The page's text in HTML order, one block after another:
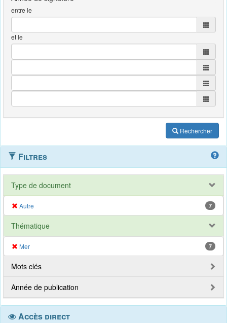
entre le
et le
Rechercher
Filtres
Type de document
Autre 7
Thématique
Mer 7
Mots clés
Année de publication
Accès direct